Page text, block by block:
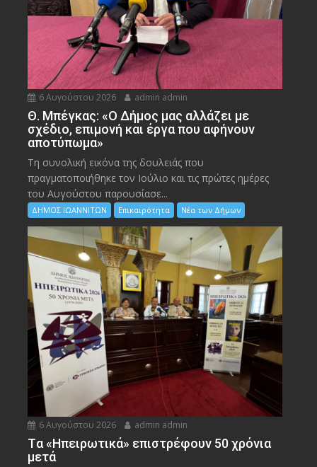
6 Αυγούστου 2026 admin admin
Θ. Μπέγκας: «Ο Δήμος μας αλλάζει με
σχέδιο, επιμονή και έργα που αφήνουν
αποτύπωμα»
Τη συνολική εικόνα της δουλειάς που
πραγματοποιήθηκε τον Ιούλιο και τις πρώτες ημέρες
του Αυγούστου παρουσίασε...
ΔΗΜΟΣ ΙΩΑΝΝΙΤΩΝ Επικαιρότητα Νέα των Δήμων
6 Αυγούστου 2026 admin admin
Tα «Ηπειρωτικά» επιστρέφουν 50 χρόνια
μετά